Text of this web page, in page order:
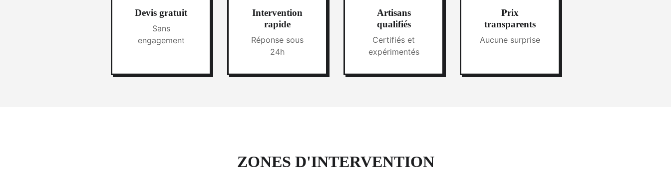
Devis gratuit
Sans
engagement
Intervention
rapide
Réponse sous
24h
Artisans
qualifiés
Certifiés et
expérimentés
Prix
transparents
Aucune surprise
ZONES D'INTERVENTION